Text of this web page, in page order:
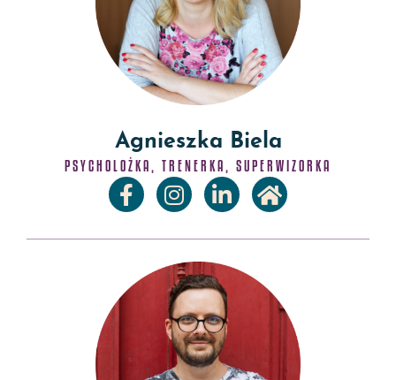
Agnieszka Biela
PSYCHOLOŻKA, TRENERKA, SUPERWIZORKA